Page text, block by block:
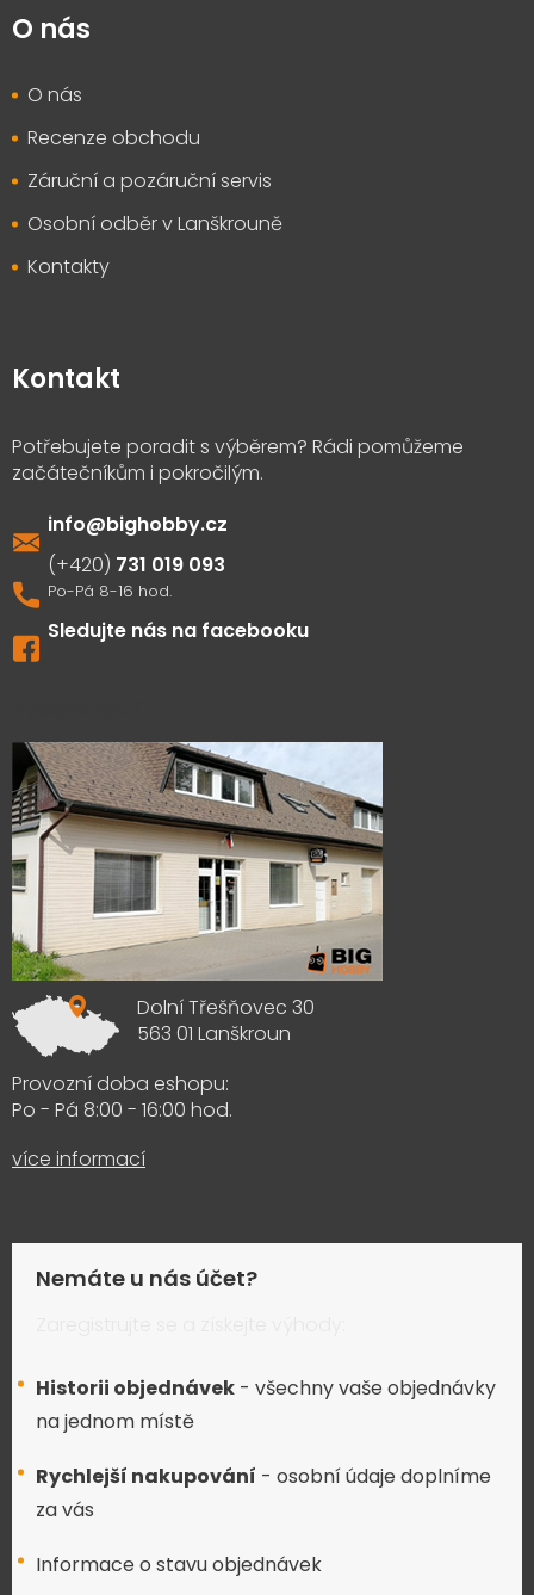
O nás
O nás
Recenze obchodu
Záruční a pozáruční servis
Osobní odběr v Lanškrouně
Kontakty
Kontakt
info@bighobby.cz
731 019 093
Sledujte nás na facebooku
Dolní Třešňovec 30
563 01 Lanškroun
Provozní doba eshopu:
Po - Pá 8:00 - 16:00 hod.
více informací
Nemáte u nás účet?
Historii objednávek - všechny vaše objednávky
na jednom místě
Rychlejší nakupování - osobní údaje doplníme
za vás
Informace o stavu objednávek